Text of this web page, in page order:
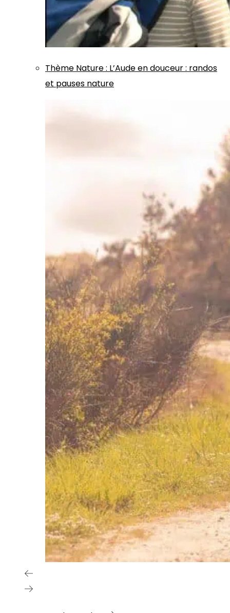
Thème Nature: L’Aude en douceur : randos
et pauses nature